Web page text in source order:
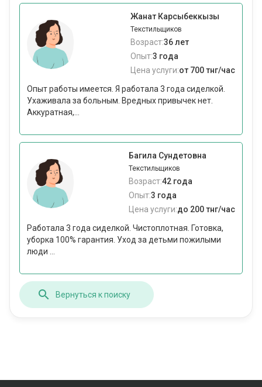
Жанат Карсыбеккызы
Текстильщиков
Возраст:36 лет
Опыт:3 года
Цена услуги:от 700 тнг/час
Опыт работы имеется. Я работала 3 года сиделкой.
Ухаживала за больным. Вредных привычек нет.
Аккуратная,...
Багила Сундетовна
Текстильщиков
Возраст:42 года
Опыт:3 года
Цена услуги:до 200 тнг/час
Работала 3 года сиделкой. Чистоплотная. Готовка,
уборка 100% гарантия. Уход за детьми пожилыми
люди ...
Вернуться к поиску